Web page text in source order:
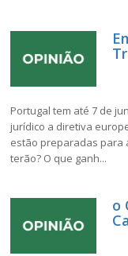
Portugal tem até 7 de
jurídico a diretiva
estão preparadas para
terão? O que ganh...
o